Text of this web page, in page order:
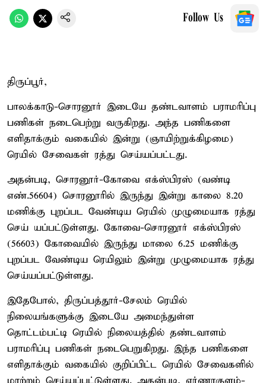
Follow Us
திருப்பூர்,
பாலக்காடு-சொரனூர் இடையே தண்டவாளம் பராமரிப்பு
பணிகள் நடைபெற்று வருகிறது. அந்த பணிகளை
எளிதாக்கும் வகையில் இன்று (ஞாயிற்றுக்கிழமை)
ரெயில் சேவைகள் ரத்து செய்யப்பட்டது.
அதன்படி, சொரனூர்-கோவை எக்ஸ்பிரஸ் (வண்டி
எண்.56604) சொரனூரில் இருந்து இன்று காலை 8.20
மணிக்கு புறப்பட வேண்டிய ரெயில் முழுமையாக ரத்து
செய் யப்பட்டுள்ளது. கோவை-சொரனூர் எக்ஸ்பிரஸ்
(56603) கோவையில் இருந்து மாலை 6.25 மணிக்கு
புறப்பட வேண்டிய ரெயிலும் இன்று முழுமையாக ரத்து
செய்யப்பட்டுள்ளது.
இதேபோல், திருப்பத்தூர்-சேலம் ரெயில்
நிலையங்களுக்கு இடையே அமைந்துள்ள
தொட்டம்பட்டி ரெயில் நிலையத்தில் தண்டவாளம்
பராமரிப்பு பணிகள் நடைபெறுகிறது. இந்த பணிகளை
எளிதாக்கும் வகையில் குறிப்பிட்ட ரெயில் சேவைகளில்